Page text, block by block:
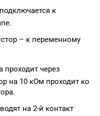
к
– к переменному
проходит через
на 10 кОм проходит ко
на 2-й контакт